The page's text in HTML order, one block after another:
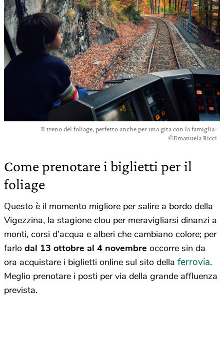
Il treno del foliage, perfetto anche per una gita con la famiglia-
©Emanuela Ricci
Come prenotare i biglietti per il
foliage
Questo è il momento migliore per salire a bordo della
Vigezzina, la stagione clou per meravigliarsi dinanzi a
monti, corsi d’acqua e alberi che cambiano colore; per
farlo dal 13 ottobre al 4 novembre occorre sin da
ora acquistare i biglietti online sul sito della ferrovia.
Meglio prenotare i posti per via della grande affluenza
prevista.